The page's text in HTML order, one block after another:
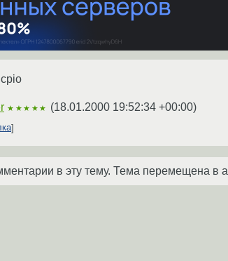
★★★★★ (18.01.2000 19:52:34 +00:00)
в эту тему. Тема перемещена в